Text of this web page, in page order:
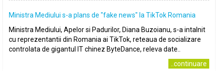
Ministra Mediului s-a plans de ″fake news″ la TikTok Romania
Ministra Mediului, Apelor si Padurilor, Diana Buzoianu, s-a intalnit
cu reprezentantii din Romania ai TikTok, reteaua de socializare
controlata de gigantul IT chinez ByteDance, releva date..
..continuare